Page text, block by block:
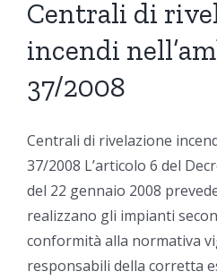
Centrali di
incendi
37/2008
Centrali di rivelazione
37/2008 L’articolo 6 del
del 22 gennaio 2008
realizzano gli impianti
conformità alla normativa
responsabili della corretta